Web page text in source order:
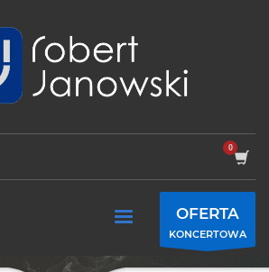
OFERTA
KONCERTOWA